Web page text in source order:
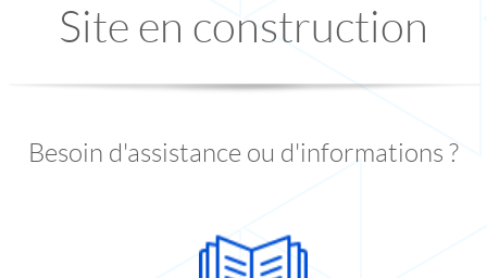
Site en construction
Besoin d'assistance ou d'informations ?